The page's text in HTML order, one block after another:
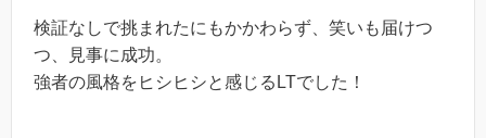
検証なしで挑まれたにもかかわらず、笑いも届けつ
つ、見事に成功。
強者の風格をヒシヒシと感じるLTでした！